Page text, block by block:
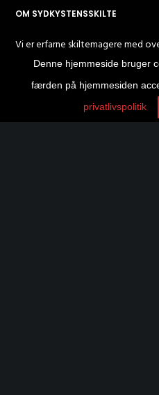
OM SYDKYSTENSSKILTE
Vi er erfarne skiltemagere med
lave skilte i mange forskellige
på vores moderne maskineri.
Denne hjemmeside bruger
færden på hjemmesiden
privatlivspolitik